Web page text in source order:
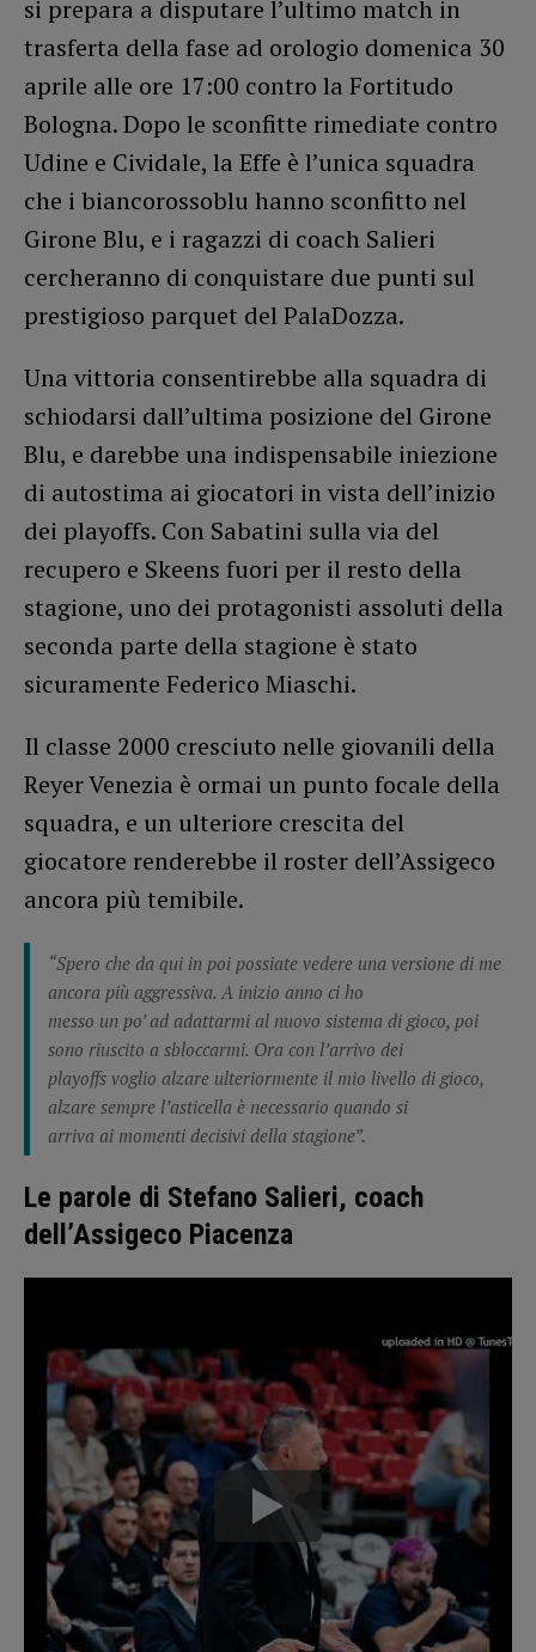
si prepara a disputare l’ultimo match in
trasferta della fase ad orologio domenica 30
aprile alle ore 17:00 contro la Fortitudo
Bologna. Dopo le sconfitte rimediate contro
Udine e Cividale, la Effe è l’unica squadra
che i biancorossoblu hanno sconfitto nel
Girone Blu, e i ragazzi di coach Salieri
cercheranno di conquistare due punti sul
prestigioso parquet del PalaDozza.
Una vittoria consentirebbe alla squadra di
schiodarsi dall’ultima posizione del Girone
Blu, e darebbe una indispensabile iniezione
di autostima ai giocatori in vista dell’inizio
dei playoffs. Con Sabatini sulla via del
recupero e Skeens fuori per il resto della
stagione, uno dei protagonisti assoluti della
seconda parte della stagione è stato
sicuramente Federico Miaschi.
Il classe 2000 cresciuto nelle giovanili della
Reyer Venezia è ormai un punto focale della
squadra, e un ulteriore crescita del
giocatore renderebbe il roster dell’Assigeco
ancora più temibile.
“Spero che da qui in poi possiate vedere una versione di me
ancora più aggressiva. A inizio anno ci ho
messo un po’ ad adattarmi al nuovo sistema di gioco, poi
sono riuscito a sbloccarmi. Ora con l’arrivo dei
playoffs voglio alzare ulteriormente il mio livello di gioco,
alzare sempre l’asticella è necessario quando si
arriva ai momenti decisivi della stagione”.
Le parole di Stefano Salieri, coach
dell’Assigeco Piacenza